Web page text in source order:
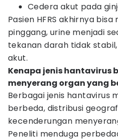
Cedera akut pada
Pasien HFRS akhirnya
pinggang, urine menjadi
tekanan darah tidak
akut.
Kenapa jenis hantavirus
menyerang organ yang
Berbagai jenis hantavirus
berbeda, distribusi
kecenderungan
Peneliti menduga